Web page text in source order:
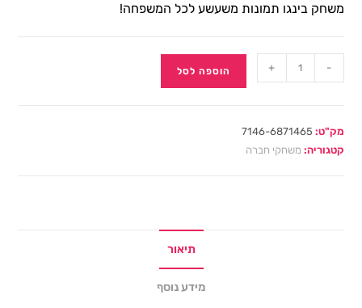
משחק בינגו תמונות משעשע לכל המשפחה!
-
+ הוספה לסל
מק"ט: 7146-6871465
קטגוריה: משחקי חברה
תיאור
מידע נוסף